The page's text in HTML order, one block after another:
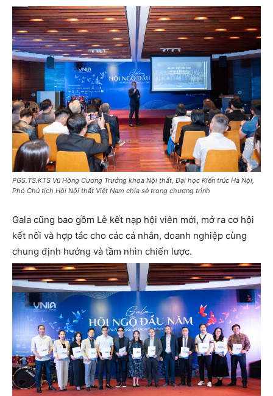
PGS.TS.KTS Vũ Hồng Cương Trưởng khoa Nội thất, Đại học Kiến trúc Hà Nội,
Phó Chủ tịch Hội Nội thất Việt Nam chia sẻ trong chương trình
Gala cũng bao gồm Lễ kết nạp hội viên mới, mở ra cơ hội
kết nối và hợp tác cho các cá nhân, doanh nghiệp cùng
chung định hướng và tầm nhìn chiến lược.